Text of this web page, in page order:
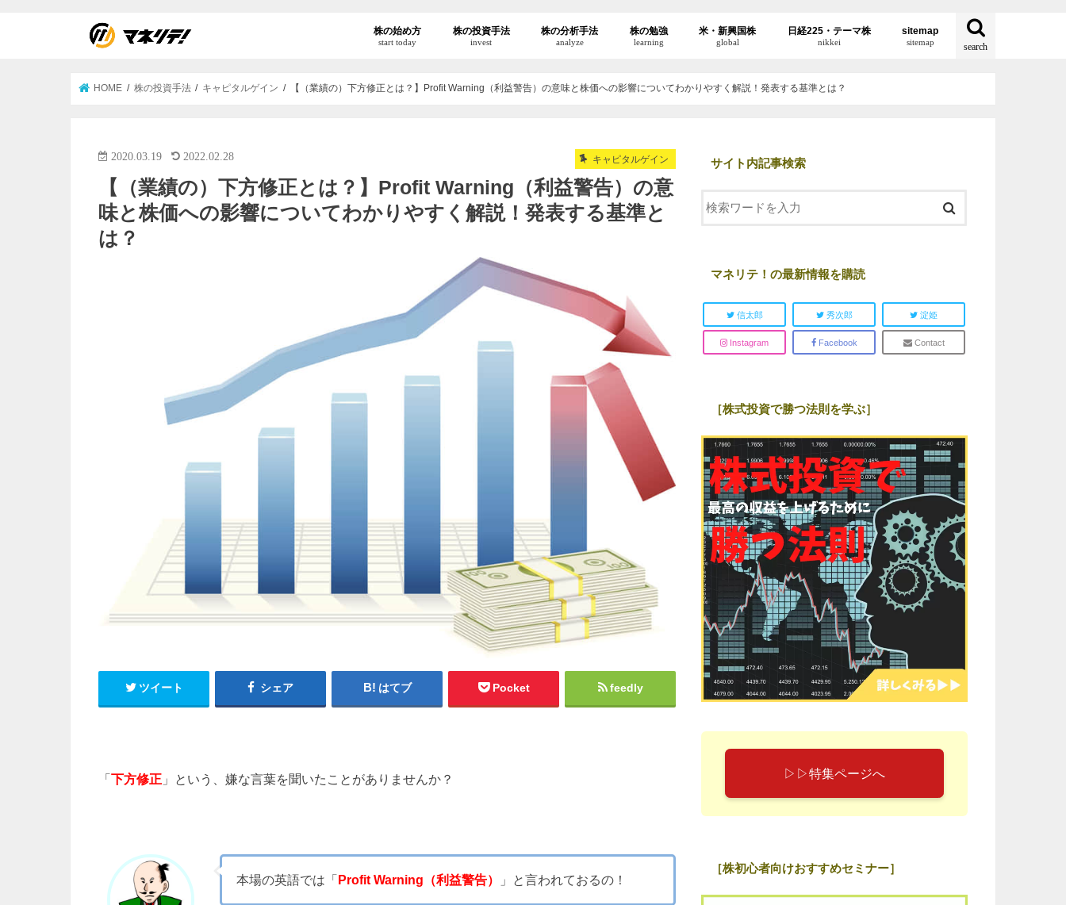
search
株の始め方
start today
株の投資手法
invest
株の分析手法
analyze
株の勉強
learning
米・新興国株
global
日経225・テーマ株
nikkei
sitemap
sitemap
HOME 株の投資手法 キャピタルゲイン 【（業績の）下方修正とは？】Profit Warning（利益警告）の意味と株価への影響についてわかりやすく解説！発表する基準とは？
キャピタルゲイン
2020.03.19 2022.02.28
【（業績の）下方修正とは？】Profit Warning（利益警告）の意
味と株価への影響についてわかりやすく解説！発表する基準と
は？
ツイート シェア はてブ Pocket feedly
「下方修正 」という、嫌な言葉を聞いたことがありませんか？
本場の英語では「 Profit Warning（利益警告） 」と言われておるの！
サイト内記事検索
マネリテ！の最新情報を購読
信太郎 秀次郎 淀姫
Instagram Facebook Contact
［株式投資で勝つ法則を学ぶ］
▷▷特集ページへ
［株初心者向けおすすめセミナー］